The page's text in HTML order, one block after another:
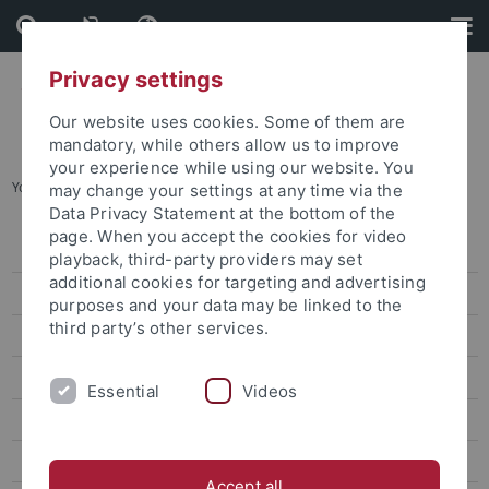
Skip
to
content
Skip
to
footer
You are here: Startseite ... "audit familiengerechte hochschule"
Policies - Strategien
"audit familiengerechte hochschule"
Diversitätsstrategie
Diversity Audit
Service
Privacy settings
Our website uses cookies. Some of them are
mandatory, while others allow us to improve
your experience while using our website. You
may change your settings at any time via the
Data Privacy Statement at the bottom of the
page. When you accept the cookies for video
playback, third-party providers may set
additional cookies for targeting and advertising
purposes and your data may be linked to the
third party’s other services.
Essential Videos